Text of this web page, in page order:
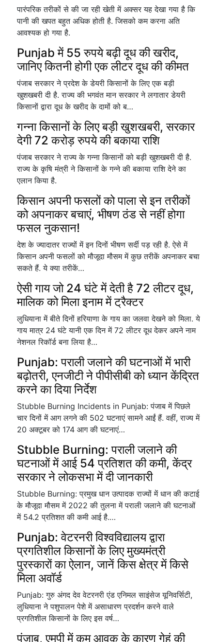
पारंपरिक तरीकों से की जा रही खेती में अक्सर यह देखा गया है कि
पानी की खपत बहुत अधिक होती है. जिसको कम करना अति
आवश्यक हो गया है.
Punjab में 55 रुपये बढ़ी दूध की खरीद,
जानिए कितनी होगी एक लीटर दूध की कीमत
पंजाब सरकार ने प्रदेश के डेयरी किसानों के लिए एक बड़ी
खुशखबरी दी है. राज्य की भगवंत मान सरकार ने लगातार डेयरी
किसानों द्वारा दूध के खरीद के दामों को ब…
गन्ना किसानों के लिए बड़ी खुशखबरी, सरकार
देगी 72 करोड़ रुपये की बकाया राशि
पंजाब सरकार ने राज्य के गन्ना किसानों को बड़ी खुशखबरी दी है.
राज्य के कृषि मंत्री ने किसानों के गन्ने की बकाया राशि देने का
एलान किया है.
किसान अपनी फसलों को पाला से इन तरीकों
को अपनाकर बचाएं, भीषण ठंड से नहीं होगा
फसल नुकसान!
देश के ज्यादातर राज्यों में इन दिनों भीषण सर्दी पड़ रही है. ऐसे में
किसान अपनी फसलों को मौजूदा मौसम में कुछ तरीकें अपनाकर बचा
सकते हैं. ये क्या तरीकें…
ऐसी गाय जो 24 घंटे में देती है 72 लीटर दूध,
मालिक को मिला इनाम में ट्रैक्टर
लुधियाना में बीते दिनों हरियाणा के गाय का जलवा देखने को मिला. ये
गाय मात्र 24 घंटे यानी एक दिन में 72 लीटर दूध देकर अपने नाम
नेशनल रिकॉर्ड बना लिया है…
Punjab: पराली जलाने की घटनाओं में भारी
बढ़ोतरी, एनजीटी ने पीपीसीबी को ध्यान केंद्रित
करने का दिया निर्देश
Stubble Burning Incidents in Punjab: पंजाब में पिछले
चार दिनों में आग लगने की 502 घटनाएं सामने आईं हैं. वहीं, राज्य में
20 अक्टूबर को 174 आग की घटनाएं…
Stubble Burning: पराली जलाने की
घटनाओं में आई 54 प्रतिशत की कमी, केंद्र
सरकार ने लोकसभा में दी जानकारी
Stubble Burning: प्रमुख धान उत्पादक राज्यों में धान की कटाई
के मौजूदा मौसम में 2022 की तुलना में पराली जलाने की घटनाओं
में 54.2 प्रतिशत की कमी आई है.…
Punjab: वेटरनरी विश्वविद्यालय द्वारा
प्रगतिशील किसानों के लिए मुख्यमंत्री
पुरस्कारों का ऐलान, जानें किस क्षेत्र में किसे
मिला अवॉर्ड
Punjab: गुरु अंगद देव वेटरनरी एंड एनिमल साइंसेज यूनिवर्सिटी,
लुधियाना ने पशुपालन पेशे में असाधारण प्रदर्शन करने वाले
प्रगतिशील किसानों के लिए इस वर्ष…
पंजाब, एमपी में कम आवक के कारण गेहूं की